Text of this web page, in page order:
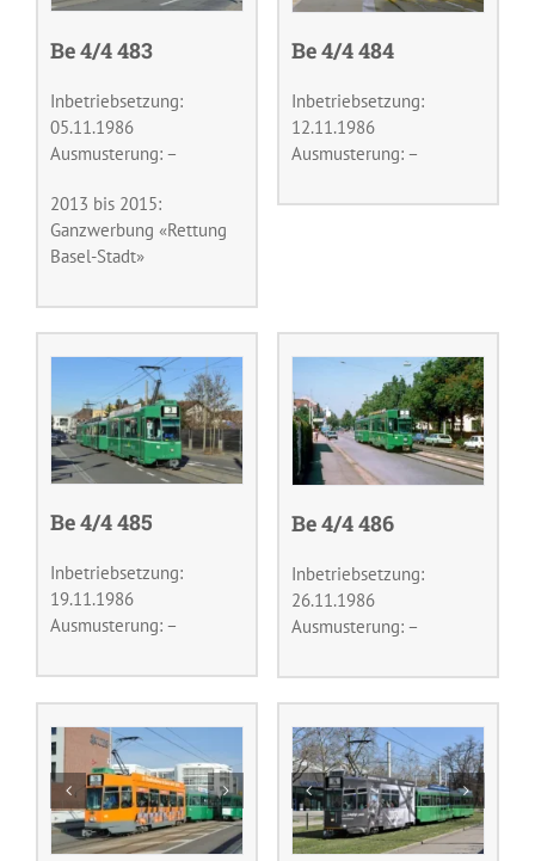
Be 4/4 483
Inbetriebsetzung:
05.11.1986
Ausmusterung: –
2013 bis 2015:
Ganzwerbung «Rettung
Basel-Stadt»
Be 4/4 484
Inbetriebsetzung:
12.11.1986
Ausmusterung: –
Be 4/4 485
Inbetriebsetzung:
19.11.1986
Ausmusterung: –
Be 4/4 486
Inbetriebsetzung:
26.11.1986
Ausmusterung: –